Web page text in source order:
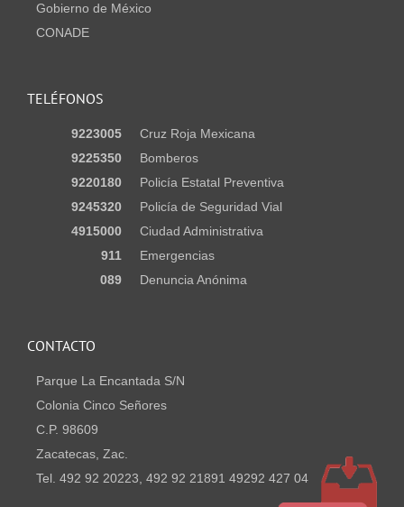
TELÉFONOS
9223005
Cruz Roja Mexicana
9225350
Bomberos
9220180
Policía Estatal Preventiva
9245320
Policía de Seguridad Vial
4915000
Ciudad Administrativa
911
Emergencias
089
Denuncia Anónima
Gobierno de México
CONADE
CONTACTO
Parque La Encantada S/N
Colonia Cinco Señores
C.P. 98609
Zacatecas, Zac.
Tel. 492 92 20223, 492 92 21891 49292 427 04